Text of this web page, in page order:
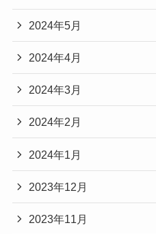
2024年5月
2024年4月
2024年3月
2024年2月
2024年1月
2023年12月
2023年11月